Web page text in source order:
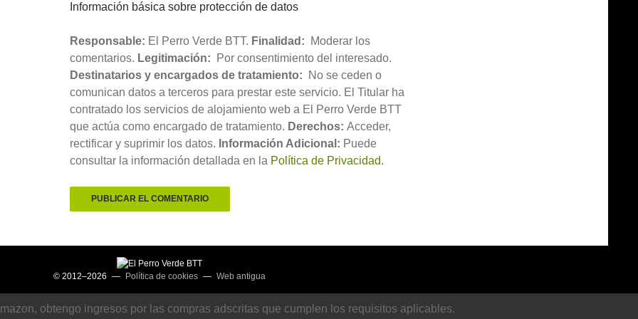
Información básica sobre protección de datos
Responsable: El Perro Verde BTT. Finalidad: Moderar los
comentarios. Legitimación: Por consentimiento del interesado.
Destinatarios y encargados de tratamiento: No se ceden o
comunican datos a terceros para prestar este servicio. El Titular ha
contratado los servicios de alojamiento web a El Perro Verde BTT
que actúa como encargado de tratamiento. Derechos: Acceder,
rectificar y suprimir los datos. Información Adicional: Puede
consultar la información detallada en la Política de Privacidad.
© 2012–2026 — Política de cookies — Web antigua
obtengo ingresos por las compras adscritas que cumplen los requisitos aplicables.